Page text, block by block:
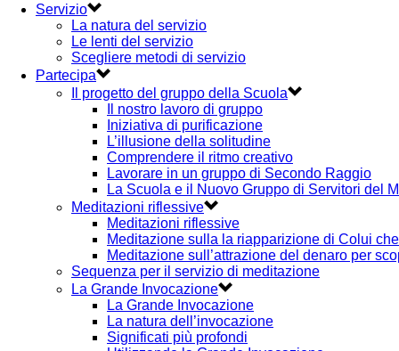
Servizio
La natura del servizio
Le lenti del servizio
Scegliere metodi di servizio
Partecipa
Il progetto del gruppo della Scuola
Il nostro lavoro di gruppo
Iniziativa di purificazione
L’illusione della solitudine
Comprendere il ritmo creativo
Lavorare in un gruppo di Secondo Raggio
La Scuola e il Nuovo Gruppo di Servitori del
Meditazioni riflessive
Meditazioni riflessive
Meditazione sulla la riapparizione di Colui
Meditazione sull’attrazione del denaro per
Sequenza per il servizio di meditazione
La Grande Invocazione
La Grande Invocazione
La natura dell’invocazione
Significati più profondi